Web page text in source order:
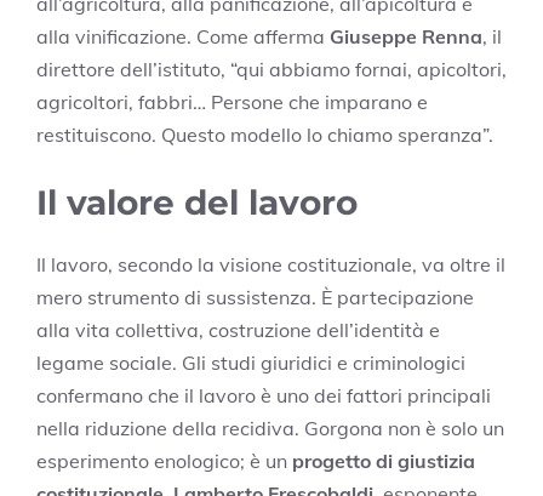
alla vinificazione. Come afferma Giuseppe Renna, il
direttore dell’istituto, “qui abbiamo fornai, apicoltori,
agricoltori, fabbri… Persone che imparano e
restituiscono. Questo modello lo chiamo speranza”.
Il valore del lavoro
Il lavoro, secondo la visione costituzionale, va oltre il
mero strumento di sussistenza. È partecipazione
alla vita collettiva, costruzione dell’identità e
legame sociale. Gli studi giuridici e criminologici
confermano che il lavoro è uno dei fattori principali
nella riduzione della recidiva. Gorgona non è solo un
esperimento enologico; è un progetto di giustizia